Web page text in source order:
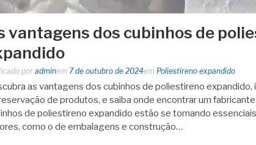
vantagens dos cubinhos de
por adminem 7 de outubro de 2024em Poliestireno expandido
as vantagens dos cubinhos de poliestireno expandido,
de produtos, e saiba onde encontrar um
de poliestireno expandido estão se tornando
como o de embalagens e construção…